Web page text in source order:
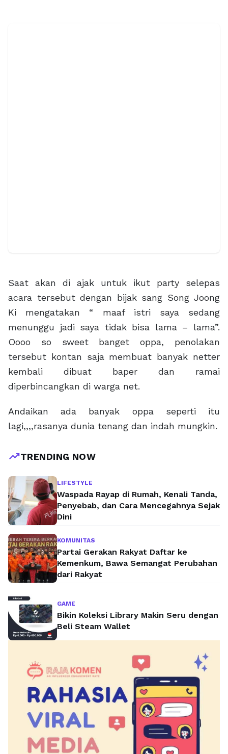
Saat akan di ajak untuk ikut party selepas
acara tersebut dengan bijak sang Song Joong
Ki mengatakan “ maaf istri saya sedang
menunggu jadi saya tidak bisa lama – lama”.
Oooo so sweet banget oppa, penolakan
tersebut kontan saja membuat banyak netter
kembali dibuat baper dan ramai
diperbincangkan di warga net.
Andaikan ada banyak oppa seperti itu
lagi,,,,rasanya dunia tenang dan indah mungkin.
trending_upTRENDING NOW
LIFESTYLE
Waspada Rayap di Rumah, Kenali Tanda,
Penyebab, dan Cara Mencegahnya Sejak
Dini
KOMUNITAS
Partai Gerakan Rakyat Daftar ke
Kemenkum, Bawa Semangat Perubahan
dari Rakyat
GAME
Bikin Koleksi Library Makin Seru dengan
Beli Steam Wallet